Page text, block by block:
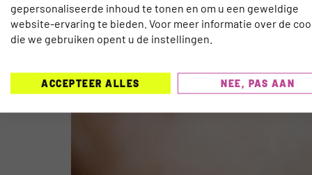
gepersonaliseerde inhoud te tonen en om u een geweldige
website-ervaring te bieden. Voor meer informatie over de
die we gebruiken opent u de instellingen.
ACCEPTEER ALLES NEE, PAS AAN